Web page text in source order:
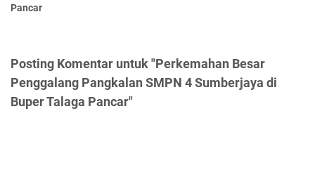
Pancar
Posting Komentar untuk "Perkemahan Besar
Penggalang Pangkalan SMPN 4 Sumberjaya di
Buper Talaga Pancar"